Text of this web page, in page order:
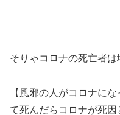
そりゃコロナの死亡者は
【風邪の人がコロナに
て死んだらコロナが死因